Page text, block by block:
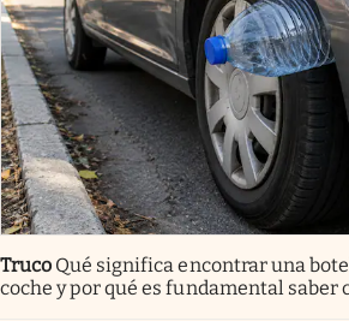
Truco Qué significa encontrar una
coche y por qué es fundamental saber